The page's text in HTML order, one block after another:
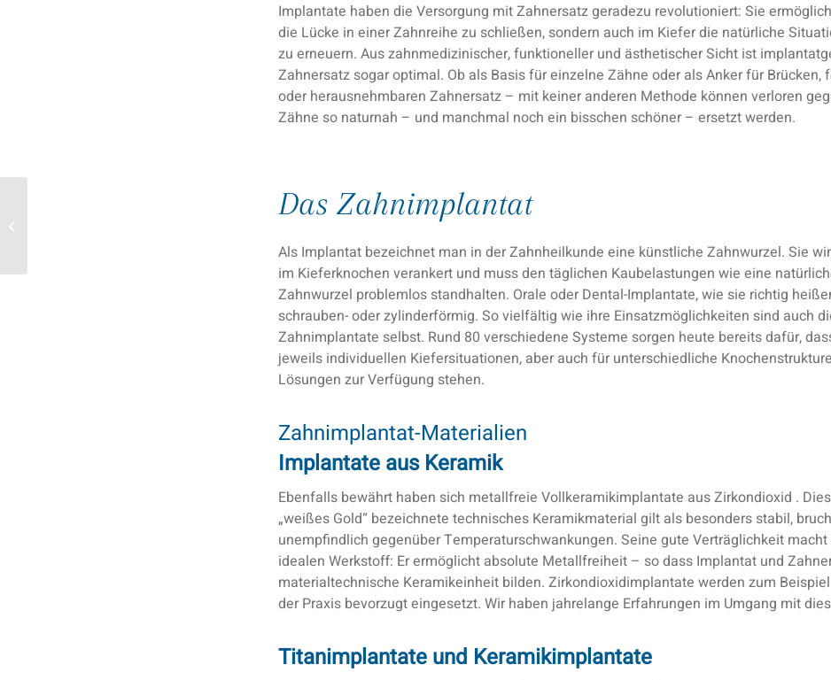
Implantate haben die Versorgung mit Zahnersatz geradezu revolutioniert: Sie
die Lücke in einer Zahnreihe zu schließen, sondern auch im Kiefer die natürliche
zu erneuern. Aus zahnmedizinischer, funktioneller und ästhetischer Sicht ist
Zahnersatz sogar optimal. Ob als Basis für einzelne Zähne oder als Anker für Brücken,
oder herausnehmbaren Zahnersatz – mit keiner anderen Methode können verloren
Zähne so naturnah – und manchmal noch ein bisschen schöner – ersetzt werden.
Das Zahnimplantat
Als Implantat bezeichnet man in der Zahnheilkunde eine künstliche Zahnwurzel. Sie
im Kieferknochen verankert und muss den täglichen Kaubelastungen wie eine
Zahnwurzel problemlos standhalten. Orale oder Dental-Implantate, wie sie richtig
schrauben- oder zylinderförmig. So vielfältig wie ihre Einsatzmöglichkeiten sind auch
Zahnimplantate selbst. Rund 80 verschiedene Systeme sorgen heute bereits dafür,
jeweils individuellen Kiefersituationen, aber auch für unterschiedliche
Lösungen zur Verfügung stehen.
Zahnimplantat-Materialien
Implantate aus Keramik
Ebenfalls bewährt haben sich metallfreie Vollkeramikimplantate aus Zirkondioxid .
„weißes Gold“ bezeichnete technisches Keramikmaterial gilt als besonders stabil,
unempfindlich gegenüber Temperaturschwankungen. Seine gute Verträglichkeit macht
idealen Werkstoff: Er ermöglicht absolute Metallfreiheit – so dass Implantat und
materialtechnische Keramikeinheit bilden. Zirkondioxidimplantate werden zum
der Praxis bevorzugt eingesetzt. Wir haben jahrelange Erfahrungen im Umgang mit
Titanimplantate und Keramikimplantate